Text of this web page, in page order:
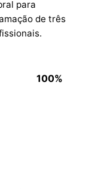
para
de três
100%